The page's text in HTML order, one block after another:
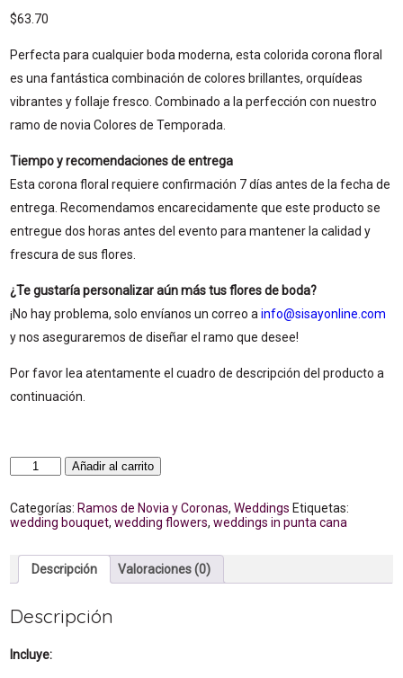
$63.70
Perfecta para cualquier boda moderna, esta colorida corona floral
es una fantástica combinación de colores brillantes, orquídeas
vibrantes y follaje fresco. Combinado a la perfección con nuestro
ramo de novia Colores de Temporada.
Tiempo y recomendaciones de entrega
Esta corona floral requiere confirmación 7 días antes de la fecha de
entrega. Recomendamos encarecidamente que este producto se
entregue dos horas antes del evento para mantener la calidad y
frescura de sus flores.
¿Te gustaría personalizar aún más tus flores de boda?
¡No hay problema, solo envíanos un correo ainfo@sisayonline.com
y nos aseguraremos de diseñar el ramo que desee!
Por favor lea atentamente el cuadro de descripción del producto a
continuación.
Colores
de
Corona
floral
Añadir al carrito
Categorías: Ramos de Novia y Coronas,Weddings Etiquetas:
wedding bouquet,wedding flowers,weddings in punta cana
Descripción Valoraciones (0)
Descripción
Incluye: